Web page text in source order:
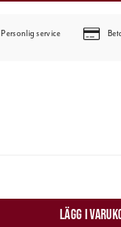
Personlig service
LÄGG I